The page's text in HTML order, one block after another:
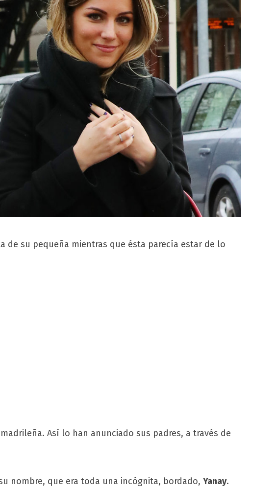
de su pequeña mientras que ésta parecía estar de lo
Así lo han anunciado sus padres, a través de
nombre, que era toda una incógnita, bordado, Yanay.